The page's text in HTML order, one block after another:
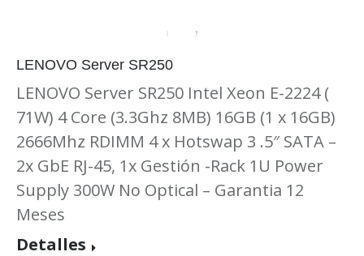
LENOVO Server SR250
LENOVO Server SR250 Intel Xeon E-2224 (
71W) 4 Core (3.3Ghz 8MB) 16GB (1 x 16GB)
2666Mhz RDIMM 4 x Hotswap 3 .5″ SATA –
2x GbE RJ-45, 1x Gestión -Rack 1U Power
Supply 300W No Optical – Garantia 12
Meses
Detalles